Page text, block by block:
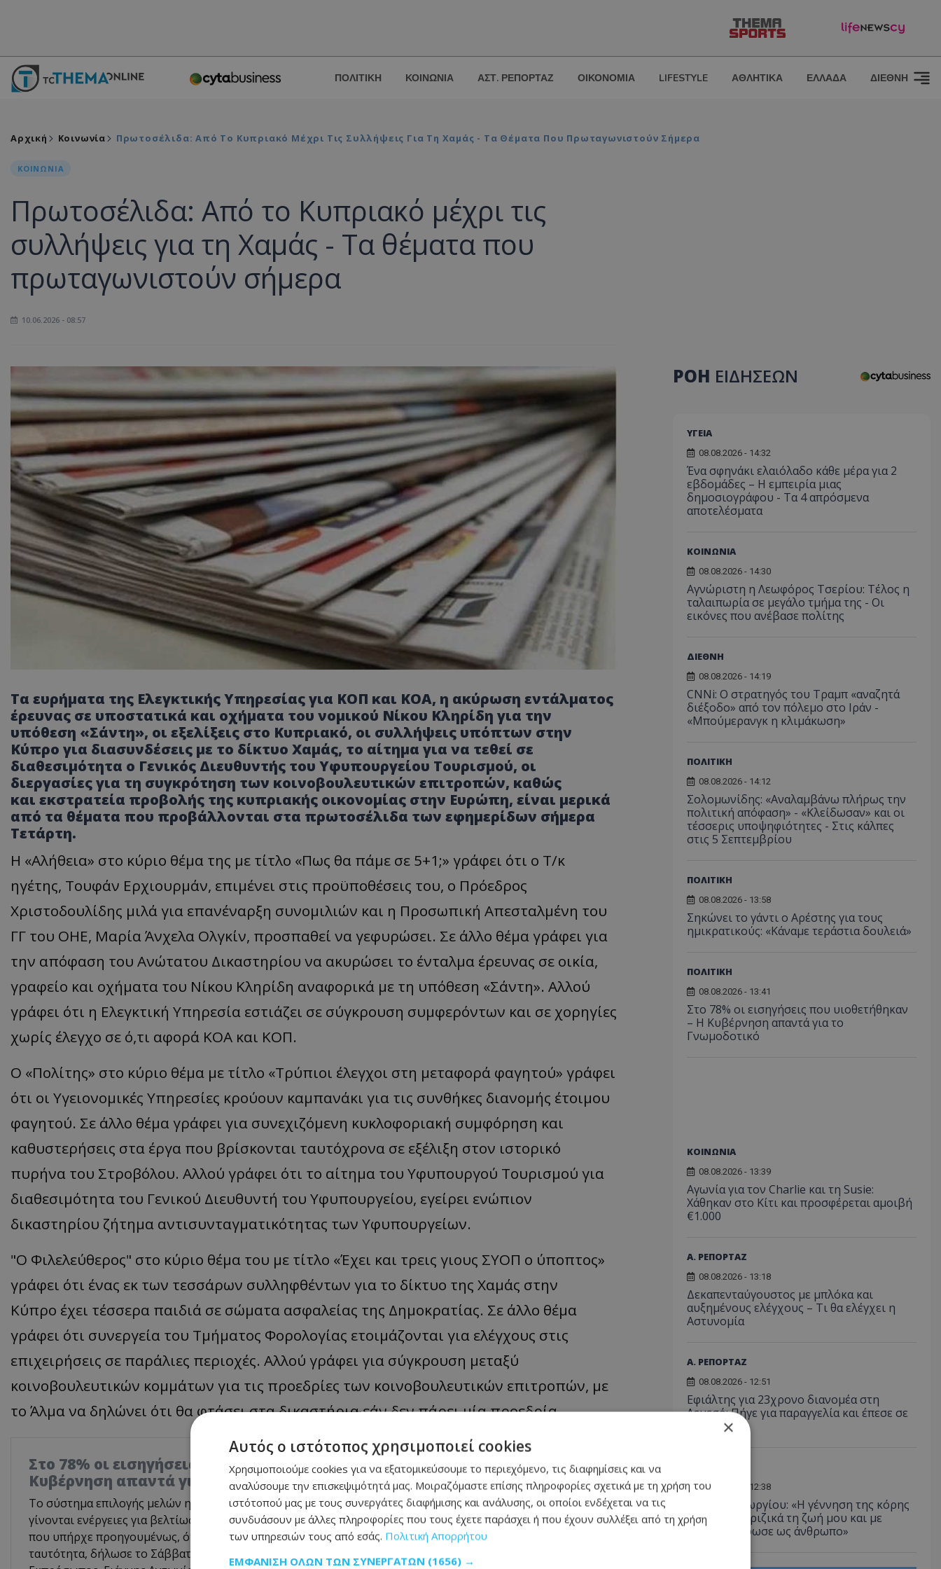
ΠΟΛΙΤΙΚΗ ΚΟΙΝΩΝΙΑ ΑΣΤ. ΡΕΠΟΡΤΑΖ ΟΙΚΟΝΟΜΙΑ LIFESTYLE ΑΘΛΗΤΙΚΑ ΕΛΛΑΔΑ ΔΙΕΘΝΗ
Αρχική Κοινωνία Πρωτοσέλιδα: Από Το Κυπριακό Μέχρι Τις Συλλήψεις Για Τη Χαμάς - Τα Θέματα Που Πρωταγωνιστούν Σήμερα
ΚΟΙΝΩΝΙΑ
Πρωτοσέλιδα: Από το Κυπριακό μέχρι τις
συλλήψεις για τη Χαμάς - Τα θέματα που
πρωταγωνιστούν σήμερα
10.06.2026 - 08:57
Τα ευρήματα της Ελεγκτικής Υπηρεσίας για ΚΟΠ και ΚΟΑ, η ακύρωση εντάλματος
έρευνας σε υποστατικά και οχήματα του νομικού Νίκου Κληρίδη για την
υπόθεση «Σάντη», οι εξελίξεις στο Κυπριακό, οι συλλήψεις υπόπτων στην
Κύπρο για διασυνδέσεις με το δίκτυο Χαμάς, το αίτημα για να τεθεί σε
διαθεσιμότητα ο Γενικός Διευθυντής του Υφυπουργείου Τουρισμού, οι
διεργασίες για τη συγκρότηση των κοινοβουλευτικών επιτροπών, καθώς
και εκστρατεία προβολής της κυπριακής οικονομίας στην Ευρώπη, είναι μερικά
από τα θέματα που προβάλλονται στα πρωτοσέλιδα των εφημερίδων σήμερα
Τετάρτη.
Η «Αλήθεια» στο κύριο θέμα της με τίτλο «Πως θα πάμε σε 5+1;» γράφει ότι ο Τ/κ
ηγέτης, Τουφάν Ερχιουρμάν, επιμένει στις προϋποθέσεις του, ο Πρόεδρος
Χριστοδουλίδης μιλά για επανέναρξη συνομιλιών και η Προσωπική Απεσταλμένη του
ΓΓ του ΟΗΕ, Μαρία Άνχελα Ολγκίν, προσπαθεί να γεφυρώσει. Σε άλλο θέμα γράφει για
την απόφαση του Ανώτατου Δικαστηρίου να ακυρώσει το ένταλμα έρευνας σε οικία,
γραφείο και οχήματα του Νίκου Κληρίδη αναφορικά με τη υπόθεση «Σάντη». Αλλού
γράφει ότι η Ελεγκτική Υπηρεσία εστιάζει σε σύγκρουση συμφερόντων και σε χορηγίες
χωρίς έλεγχο σε ό,τι αφορά ΚΟΑ και ΚΟΠ.
Ο «Πολίτης» στο κύριο θέμα με τίτλο «Τρύπιοι έλεγχοι στη μεταφορά φαγητού» γράφει
ότι οι Υγειονομικές Υπηρεσίες κρούουν καμπανάκι για τις συνθήκες διανομής έτοιμου
φαγητού. Σε άλλο θέμα γράφει για συνεχιζόμενη κυκλοφοριακή συμφόρηση και
καθυστερήσεις στα έργα που βρίσκονται ταυτόχρονα σε εξέλιξη στον ιστορικό
πυρήνα του Στροβόλου. Αλλού γράφει ότι το αίτημα του Υφυπουργού Τουρισμού για
διαθεσιμότητα του Γενικού Διευθυντή του Υφυπουργείου, εγείρει ενώπιον
δικαστηρίου ζήτημα αντισυνταγματικότητας των Υφυπουργείων.
"Ο Φιλελεύθερος" στο κύριο θέμα του με τίτλο «Έχει και τρεις γιους ΣΥΟΠ ο ύποπτος»
γράφει ότι ένας εκ των τεσσάρων συλληφθέντων για το δίκτυο της Χαμάς στην
Κύπρο έχει τέσσερα παιδιά σε σώματα ασφαλείας της Δημοκρατίας. Σε άλλο θέμα
γράφει ότι συνεργεία του Τμήματος Φορολογίας ετοιμάζονται για ελέγχους στις
επιχειρήσεις σε παράλιες περιοχές. Αλλού γράφει για σύγκρουση μεταξύ
κοινοβουλευτικών κομμάτων για τις προεδρίες των κοινοβουλευτικών επιτροπών, με
το Άλμα να δηλώνει ότι θα φτάσει στα δικαστήρια εάν δεν πάρει μία προεδρία.
Στο 78% οι εισηγήσεις που υιοθετήθηκαν – Η
Κυβέρνηση απαντά για το Γνωμοδοτικό
Το σύστημα επιλογής μελών ημικρατικών οργανισμών δεν είναι τέλειο και
γίνονται ενέργειες για βελτίωσή του, όμως είναι σαφώς καλύτερο από αυτό
που υπήρχε προηγουμένως, όταν βασικό κριτήριο ήταν η κομματική
ταυτότητα, δήλωσε το Σάββατο στο ΚΥΠΕ ο Αναπληρωτής Κυβερνητικός
ΡΟΗ ΕΙΔΗΣΕΩΝ
ΥΓΕΙΑ
08.08.2026 - 14:32
Ένα σφηνάκι ελαιόλαδο κάθε μέρα για 2
εβδομάδες – Η εμπειρία μιας
δημοσιογράφου - Τα 4 απρόσμενα
αποτελέσματα
ΚΟΙΝΩΝΙΑ
08.08.2026 - 14:30
Αγνώριστη η Λεωφόρος Τσερίου: Τέλος η
ταλαιπωρία σε μεγάλο τμήμα της - Οι
εικόνες που ανέβασε πολίτης
ΔΙΕΘΝΗ
08.08.2026 - 14:19
CNNi: Ο στρατηγός του Τραμπ «αναζητά
διέξοδο» από τον πόλεμο στο Ιράν -
«Μπούμερανγκ η κλιμάκωση»
ΠΟΛΙΤΙΚΗ
08.08.2026 - 14:12
Σολομωνίδης: «Αναλαμβάνω πλήρως την
πολιτική απόφαση» - «Κλείδωσαν» και οι
τέσσερις υποψηφιότητες - Στις κάλπες
στις 5 Σεπτεμβρίου
ΠΟΛΙΤΙΚΗ
08.08.2026 - 13:58
Σηκώνει το γάντι ο Αρέστης για τους
ημικρατικούς: «Κάναμε τεράστια δουλειά»
ΠΟΛΙΤΙΚΗ
08.08.2026 - 13:41
Στο 78% οι εισηγήσεις που υιοθετήθηκαν
– Η Κυβέρνηση απαντά για το
Γνωμοδοτικό
ΚΟΙΝΩΝΙΑ
08.08.2026 - 13:39
Αγωνία για τον Charlie και τη Susie:
Χάθηκαν στο Κίτι και προσφέρεται αμοιβή
€1.000
Α. ΡΕΠΟΡΤΑΖ
08.08.2026 - 13:18
Δεκαπενταύγουστος με μπλόκα και
αυξημένους ελέγχους – Τι θα ελέγχει η
Αστυνομία
Α. ΡΕΠΟΡΤΑΖ
08.08.2026 - 12:51
Εφιάλτης για 23χρονο διανομέα στη
Λεμεσό: Πήγε για παραγγελία και έπεσε σε
08.08.2026 - 12:38
Ανδρέας Γεωργίου: «Η γέννηση της κόρης
μου άλλαξε ριζικά τη ζωή μου και με
αναδιαμόρφωσε ως άνθρωπο»
×
Αυτός ο ιστότοπος χρησιμοποιεί cookies
Χρησιμοποιούμε cookies για να εξατομικεύσουμε το περιεχόμενο, τις διαφημίσεις και να
αναλύσουμε την επισκεψιμότητά μας. Μοιραζόμαστε επίσης πληροφορίες σχετικά με τη χρήση του
ιστότοπού μας με τους συνεργάτες διαφήμισης και ανάλυσης, οι οποίοι ενδέχεται να τις
συνδυάσουν με άλλες πληροφορίες που τους έχετε παράσχει ή που έχουν συλλέξει από τη χρήση
των υπηρεσιών τους από εσάς. Πολιτική Απορρήτου
ΕΜΦΆΝΙΣΗ ΌΛΩΝ ΤΩΝ ΣΥΝΕΡΓΑΤΏΝ (1656) →